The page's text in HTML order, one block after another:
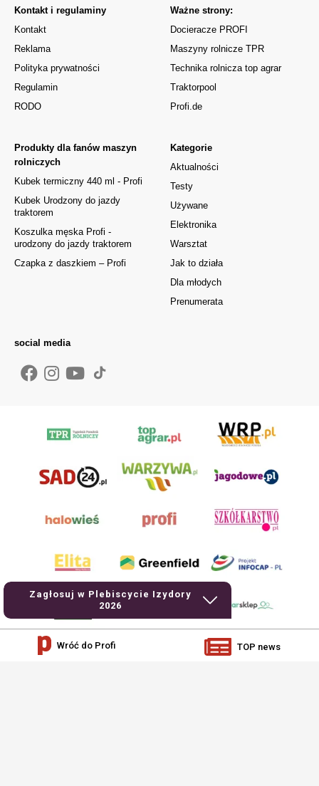
Zagłosuj w Plebiscycie Izydory
2026
Kontakt i regulaminy
Kontakt
Reklama
Polityka prywatności
Regulamin
RODO
Kategorie
Aktualności
Testy
Używane
Elektronika
Warsztat
Jak to działa
Dla młodych
Prenumerata
Produkty dla fanów maszyn
rolniczych
Kubek termiczny 440 ml - Profi
Kubek Urodzony do jazdy
traktorem
Koszulka męska Profi -
urodzony do jazdy traktorem
Czapka z daszkiem – Profi
Ważne strony:
Docieracze PROFI
Maszyny rolnicze TPR
Technika rolnicza top agrar
Traktorpool
Profi.de
social media
Wróć do Profi TOP news